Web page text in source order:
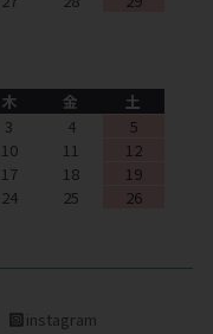
木 金
土
3 4
5
10 11
12
17 18
19
24 25
26
instagram